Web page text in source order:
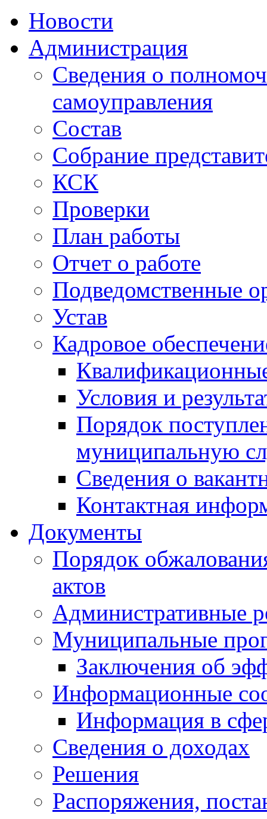
Новости
Администрация
Сведения о
самоуправления
Состав
Собрание
КСК
Проверки
План работы
Отчет о работе
Подведомственные
Устав
Кадровое
Условия и
Порядок
муниципальную
Сведения о
Контактная
Документы
Порядок
актов
Административные
Муниципальные
Заключения об
Информационные
Информация в
Сведения о доходах
Решения
Распоряжения,